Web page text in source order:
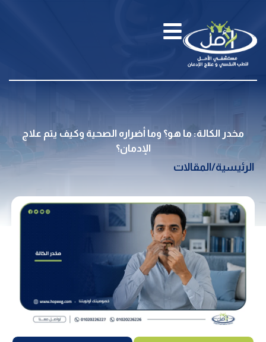
مخدر الكالة: ما هو؟ وما أضراره الصحية وكيف يتم علاج
الإدمان؟
الرئيسية/المقالات